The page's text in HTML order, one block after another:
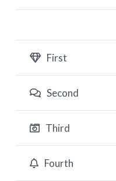
First
Second
Third
Fourth